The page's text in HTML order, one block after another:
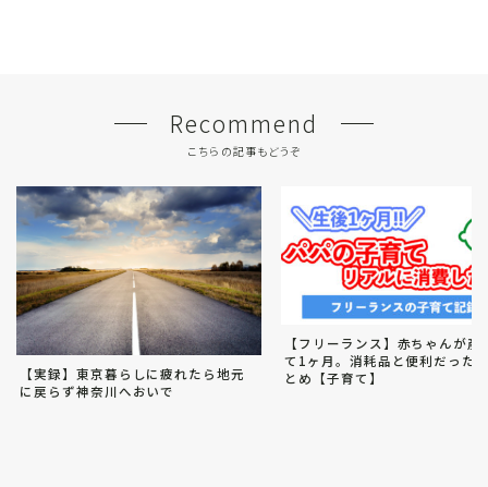
Recommend
こちらの記事もどうぞ
【実録】東京暮らしに疲れたら地元
に戻らず神奈川へおいで
【フリーランス】赤ちゃんが産
て1ヶ月。消耗品と便利だった
とめ【子育て】